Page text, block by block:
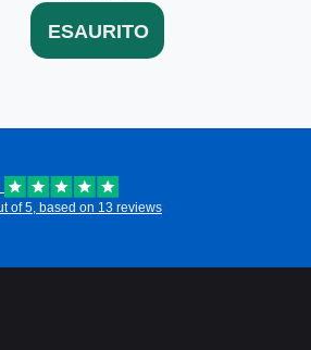
ESAURITO
of 5, based on 13 reviews